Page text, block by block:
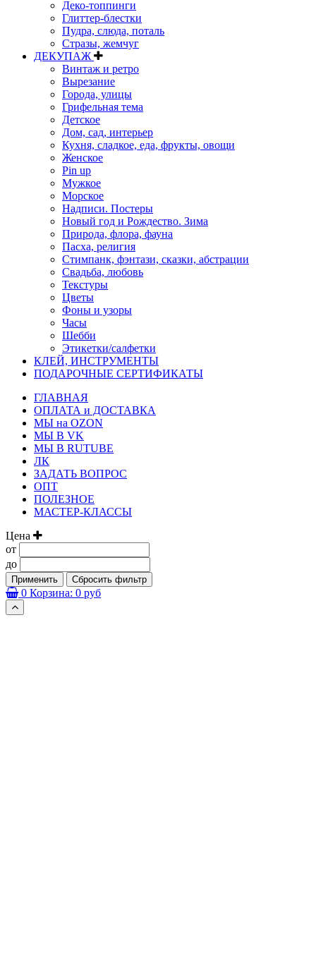
Деко-топпинги
Глиттер-блестки
Пудра, слюда, поталь
Стразы, жемчуг
ДЕКУПАЖ
Винтаж и ретро
Вырезание
Города, улицы
Грифельная тема
Детское
Дом, сад, интерьер
Кухня, сладкое, еда, фрукты, овощи
Женское
Pin up
Мужкое
Морское
Надписи. Постеры
Новый год и Рождество. Зима
Природа, флора, фауна
Пасха, религия
Стимпанк, фэнтази, сказки, абстрации
Свадьба, любовь
Текстуры
Цветы
Фоны и узоры
Часы
Шебби
Этикетки/салфетки
КЛЕЙ, ИНСТРУМЕНТЫ
ПОДАРОЧНЫЕ СЕРТИФИКАТЫ
ГЛАВНАЯ
ОПЛАТА и ДОСТАВКА
МЫ на OZON
МЫ В VK
МЫ В RUTUBE
ЛК
ЗАДАТЬ ВОПРОС
ОПТ
ПОЛЕЗНОЕ
МАСТЕР-КЛАССЫ
Цена
от
до
Применить Сбросить фильтр
0 Корзина: 0 руб